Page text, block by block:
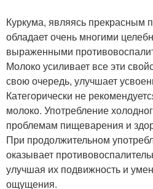
Куркума, являясь прекрасным
обладает очень многими
выраженными
Молоко усиливает все эти
свою очередь, улучшает
Категорически не
молоко. Употребление
проблемам пищеварения и
При продолжительном
оказывает
улучшая их подвижность и
ощущения.